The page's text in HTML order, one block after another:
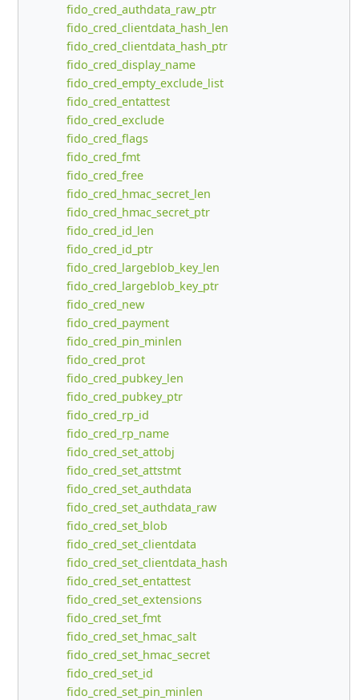
fido_cred_authdata_raw_ptr
fido_cred_clientdata_hash_len
fido_cred_clientdata_hash_ptr
fido_cred_display_name
fido_cred_empty_exclude_list
fido_cred_entattest
fido_cred_exclude
fido_cred_flags
fido_cred_fmt
fido_cred_free
fido_cred_hmac_secret_len
fido_cred_hmac_secret_ptr
fido_cred_id_len
fido_cred_id_ptr
fido_cred_largeblob_key_len
fido_cred_largeblob_key_ptr
fido_cred_new
fido_cred_payment
fido_cred_pin_minlen
fido_cred_prot
fido_cred_pubkey_len
fido_cred_pubkey_ptr
fido_cred_rp_id
fido_cred_rp_name
fido_cred_set_attobj
fido_cred_set_attstmt
fido_cred_set_authdata
fido_cred_set_authdata_raw
fido_cred_set_blob
fido_cred_set_clientdata
fido_cred_set_clientdata_hash
fido_cred_set_entattest
fido_cred_set_extensions
fido_cred_set_fmt
fido_cred_set_hmac_salt
fido_cred_set_hmac_secret
fido_cred_set_id
fido_cred_set_pin_minlen